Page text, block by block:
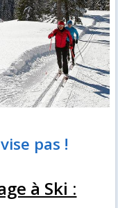
pas !
à Ski :